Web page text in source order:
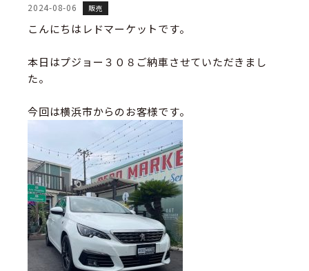
2024-08-06 販売
こんにちはレドマーケットです。
本日はプジョー３０８ご納車させていただきまし
た。
今回は横浜市からのお客様です。